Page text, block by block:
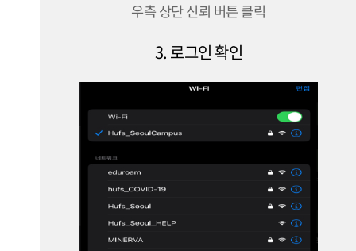
우측 상단 신뢰 버튼 클릭
3. 로그인 확인